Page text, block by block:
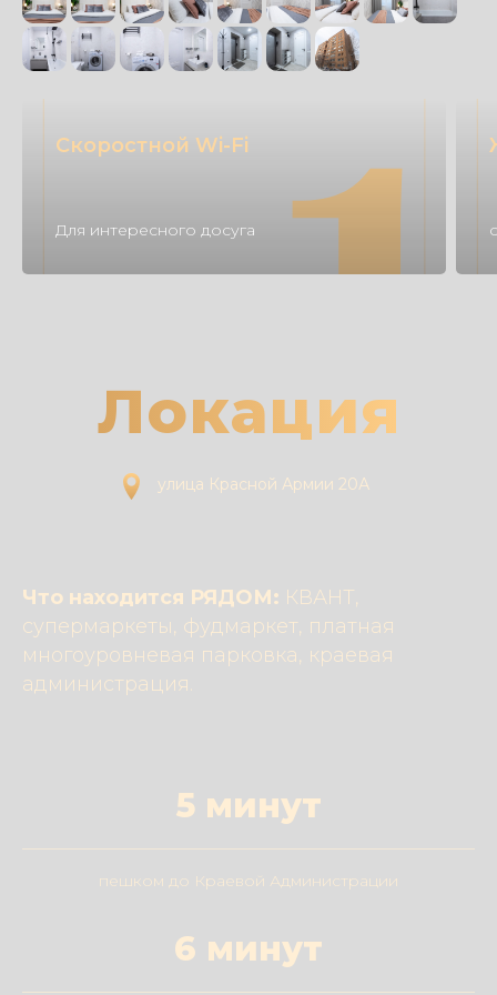
Скоростной Wi-Fi
Для интересного досуга
улица Красной Армии 20А
Локация
Что находится РЯДОМ: КВАНТ,
супермаркеты, фудмаркет, платная
многоуровневая парковка, краевая
администрация.
5 минут
пешком до Краевой Администрации
6 минут